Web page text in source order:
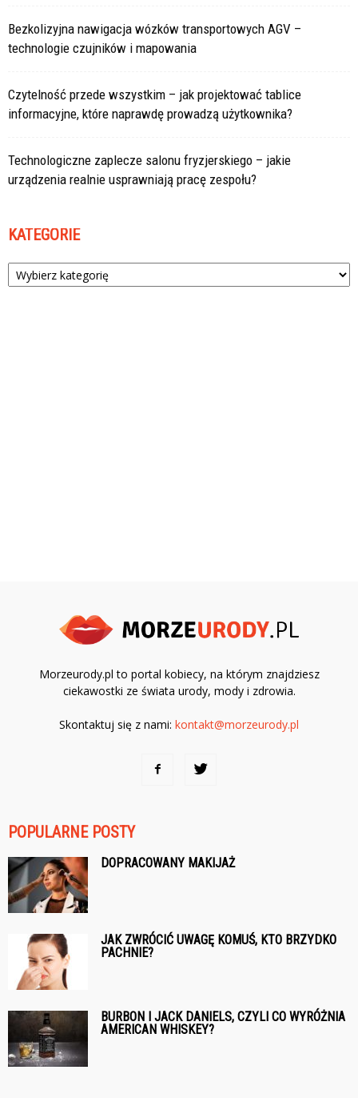
Bezkolizyjna nawigacja wózków transportowych AGV –
technologie czujników i mapowania
Czytelność przede wszystkim – jak projektować tablice
informacyjne, które naprawdę prowadzą użytkownika?
Technologiczne zaplecze salonu fryzjerskiego – jakie
urządzenia realnie usprawniają pracę zespołu?
KATEGORIE
Kategorie
Morzeurody.pl to portal kobiecy, na którym znajdziesz
ciekawostki ze świata urody, mody i zdrowia.
Skontaktuj się z nami: kontakt@morzeurody.pl
POPULARNE POSTY
DOPRACOWANY MAKIJAŻ
JAK ZWRÓCIĆ UWAGĘ KOMUŚ, KTO BRZYDKO
PACHNIE?
BURBON I JACK DANIELS, CZYLI CO WYRÓŻNIA
AMERICAN WHISKEY?